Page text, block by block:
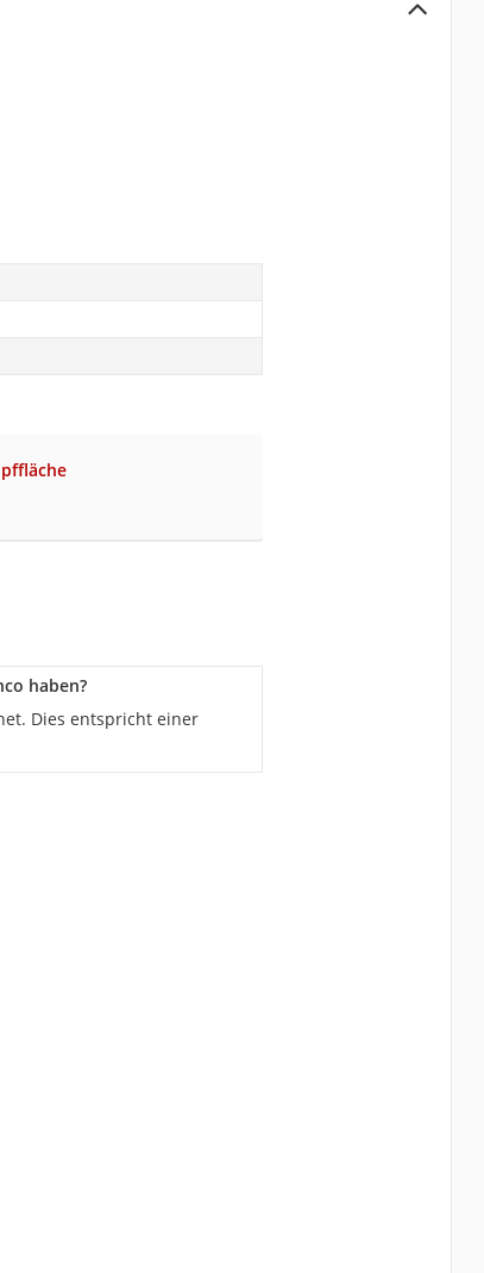
haben?
Dies entspricht einer